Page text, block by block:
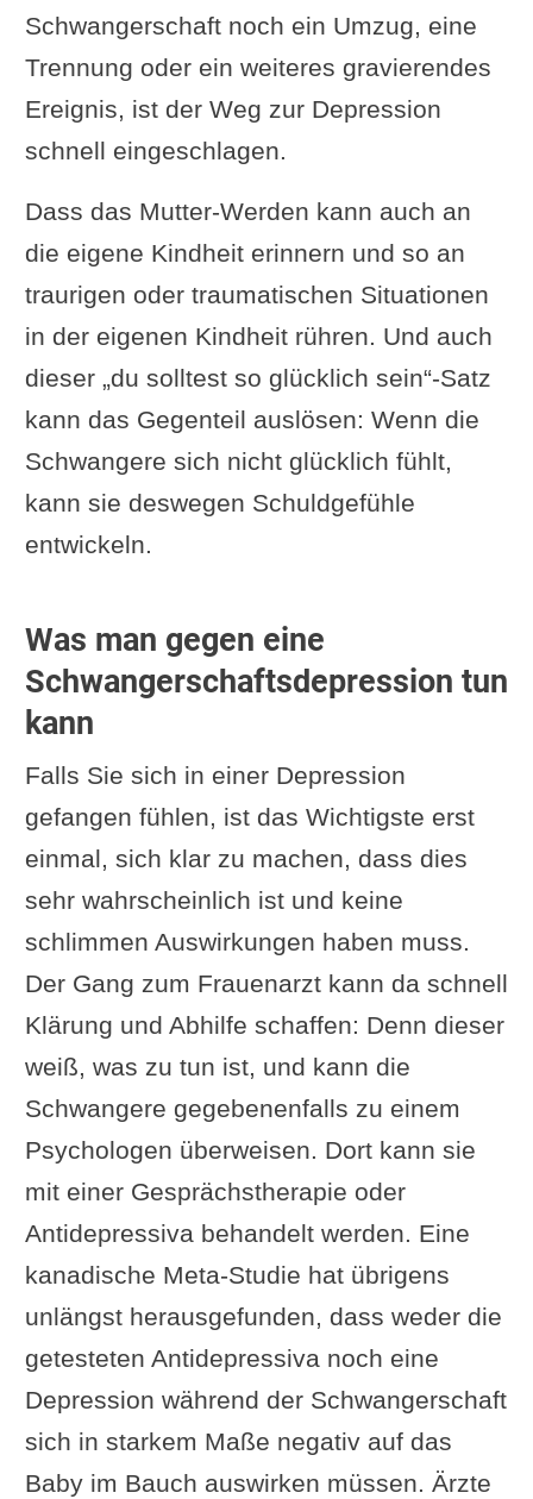
Schwangerschaft noch ein Umzug, eine
Trennung oder ein weiteres gravierendes
Ereignis, ist der Weg zur Depression
schnell eingeschlagen.
Dass das Mutter-Werden kann auch an
die eigene Kindheit erinnern und so an
traurigen oder traumatischen Situationen
in der eigenen Kindheit rühren. Und auch
dieser „du solltest so glücklich sein“-Satz
kann das Gegenteil auslösen: Wenn die
Schwangere sich nicht glücklich fühlt,
kann sie deswegen Schuldgefühle
entwickeln.
Was man gegen eine
Schwangerschaftsdepression tun
kann
Falls Sie sich in einer Depression
gefangen fühlen, ist das Wichtigste erst
einmal, sich klar zu machen, dass dies
sehr wahrscheinlich ist und keine
schlimmen Auswirkungen haben muss.
Der Gang zum Frauenarzt kann da schnell
Klärung und Abhilfe schaffen: Denn dieser
weiß, was zu tun ist, und kann die
Schwangere gegebenenfalls zu einem
Psychologen überweisen. Dort kann sie
mit einer Gesprächstherapie oder
Antidepressiva behandelt werden. Eine
kanadische Meta-Studie hat übrigens
unlängst herausgefunden, dass weder die
getesteten Antidepressiva noch eine
Depression während der Schwangerschaft
sich in starkem Maße negativ auf das
Baby im Bauch auswirken müssen. Ärzte